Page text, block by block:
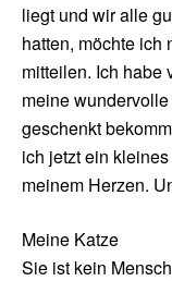
liegt und wir alle
hatten, möchte ich
mitteilen. Ich habe
meine
geschenkt
ich jetzt ein
meinem Herzen.
Meine Katze
Sie ist kein